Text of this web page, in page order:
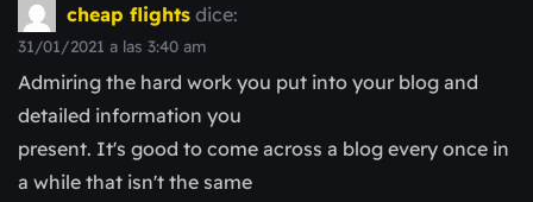
cheap flights dice:
31/01/2021 a las 3:40 am
Admiring the hard work you put into your blog and
detailed information you
present. It's good to come across a blog every once in
a while that isn't the same